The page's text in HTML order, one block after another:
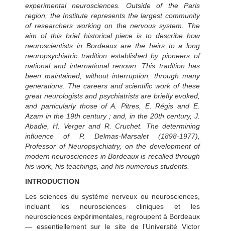
experimental neurosciences. Outside of the Paris
region, the Institute represents the largest community
of researchers working on the nervous system. The
aim of this brief historical piece is to describe how
neuroscientists in Bordeaux are the heirs to a long
neuropsychiatric tradition established by pioneers of
national and international renown. This tradition has
been maintained, without interruption, through many
generations. The careers and scientific work of these
great neurologists and psychiatrists are briefly evoked,
and particularly those of A. Pitres, E. Régis and E.
Azam in the 19th century ; and, in the 20th century, J.
Abadie, H. Verger and R. Cruchet. The determining
influence of P. Delmas-Marsalet (1898-1977),
Professor of Neuropsychiatry, on the development of
modern neurosciences in Bordeaux is recalled through
his work, his teachings, and his numerous students.
INTRODUCTION
Les sciences du système nerveux ou neurosciences,
incluant les neurosciences cliniques et les
neurosciences expérimentales, regroupent à Bordeaux
— essentiellement sur le site de l’Université Victor